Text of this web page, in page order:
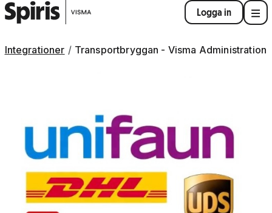
Logga in
Integrationer Transportbryggan - Visma Administration